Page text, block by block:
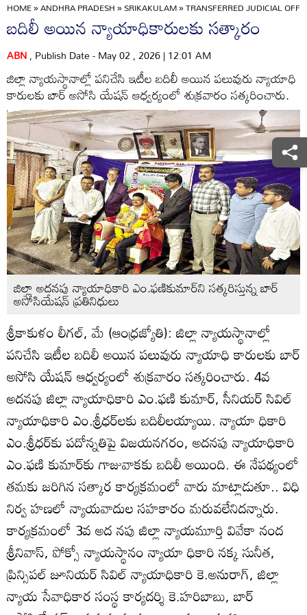
HOME»ANDHRA PRADESH»SRIKAKULAM»TRANSFERRED JUDICIAL
బదిలీ అయిన న్యాయాధికారులకు సత్కారం
ABN, Publish Date - May 02 , 2026 | 12:01 AM
జిల్లా న్యాయస్థానాల్లో పనిచేసి ఇటీల బదిలీ అయిన పలువురు న్యాయాధి
కారులకు బార్‌ అసోసి యేషన్‌ ఆధ్వర్యంలో శుక్రవారం సత్కరించారు.
జిల్లా అదనపు న్యాయాధికారి ఎం.ఫణికుమార్‌ని సత్కరిస్తున్న బార్‌
అసోసియేషన్‌ ప్రతినిధులు
శ్రీకాకుళం లీగల్‌, మే (ఆంధ్రజ్యోతి): జిల్లా న్యాయస్థానాల్లో
పనిచేసి ఇటీల బదిలీ అయిన పలువురు న్యాయాధి కారులకు బార్‌
అసోసి యేషన్‌ ఆధ్వర్యంలో శుక్రవారం సత్కరించారు. 4వ
అదనపు జిల్లా న్యాయాధికారి ఎం.ఫణి కుమార్‌, సీనియర్‌ సివిల్‌
న్యాయాధికారి ఎం.శ్రీధర్‌లకు బదిలీలయ్యాయి. న్యాయా ధికారి
ఎం.శ్రీధర్‌కు పదోన్నతిపై విజయనగరం, అదనపు న్యాయాధికారి
ఎం.ఫణి కుమార్‌కు గాజువాకకు బదిలీ అయింది. ఈ నేపథ్యంలో
తమకు జరిగిన సత్కార కార్యక్రమంలో వారు మాట్లాడుతూ.. విధి
నిర్వ హణలో న్యాయవాదుల సహకారం మరువలేనిదన్నారు.
కార్యక్రమంలో 3వ అద నపు జిల్లా న్యాయమూర్తి వివేకా నంద
శ్రీనివాస్‌, పోక్సో న్యాయస్థానం న్యాయా ధికారి నక్క సునీత,
ప్రిన్సిపల్‌ జూనియర్‌ సివిల్‌ న్యాయాధికారి కె.అనురాగ్‌, జిల్లా
న్యాయ సేవాధికార సంస్థ కార్యదర్శి కె.హరిబాబు, బార్‌